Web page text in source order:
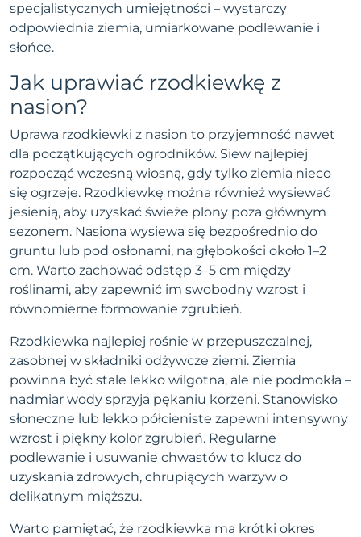
specjalistycznych umiejętności – wystarczy
odpowiednia ziemia, umiarkowane podlewanie i
słońce.
Jak uprawiać rzodkiewkę z
nasion?
Uprawa rzodkiewki z nasion to przyjemność nawet
dla początkujących ogrodników. Siew najlepiej
rozpocząć wczesną wiosną, gdy tylko ziemia nieco
się ogrzeje. Rzodkiewkę można również wysiewać
jesienią, aby uzyskać świeże plony poza głównym
sezonem. Nasiona wysiewa się bezpośrednio do
gruntu lub pod osłonami, na głębokości około 1–2
cm. Warto zachować odstęp 3–5 cm między
roślinami, aby zapewnić im swobodny wzrost i
równomierne formowanie zgrubień.
Rzodkiewka najlepiej rośnie w przepuszczalnej,
zasobnej w składniki odżywcze ziemi. Ziemia
powinna być stale lekko wilgotna, ale nie podmokła –
nadmiar wody sprzyja pękaniu korzeni. Stanowisko
słoneczne lub lekko półcieniste zapewni intensywny
wzrost i piękny kolor zgrubień. Regularne
podlewanie i usuwanie chwastów to klucz do
uzyskania zdrowych, chrupiących warzyw o
delikatnym miąższu.
Warto pamiętać, że rzodkiewka ma krótki okres